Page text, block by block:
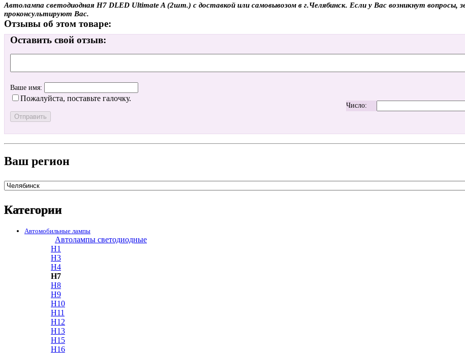
Автолампа светодиодная H7 DLED Ultimate A (2шт.) с доставкой или самовывозом в г.Челябинск. Если у Вас возникнут
проконсультируют Вас.
Отзывы об этом товаре:
Оставить свой отзыв:
Ваше имя:
Пожалуйста, поставьте галочку.
Число:
Ваш регион
Категории
Автомобильные лампы
Автолампы светодиодные
H1
H3
H4
H7
H8
H9
H10
H11
H12
H13
H15
H16